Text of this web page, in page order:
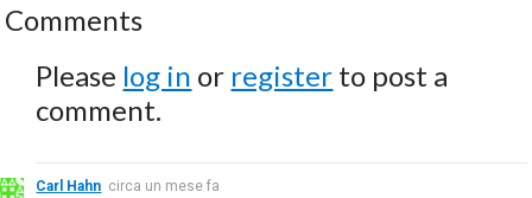
Comments
Please log in or register to post a
comment.
Carl Hahn circa un mese fa